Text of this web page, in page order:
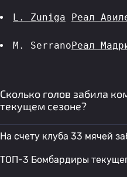
L. Zuniga Реал
M. SerranoРеал
Сколько голов забила
текущем сезоне?
На счету клуба 33 мячей
ТОП-3 Бомбардиры